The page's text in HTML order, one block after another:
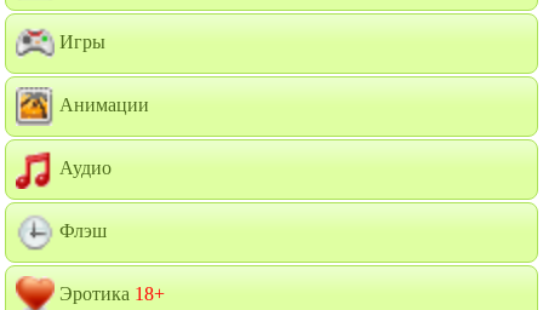
Игры
Анимации
Аудио
Флэш
Эротика 18+